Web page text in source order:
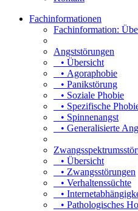
Fachinformationen
Fachinformation:
Angststörungen
• Übersicht
• Agoraphobie
• Panikstörung
• Soziale Phobie
• Spezifische
• Spinnenangst
• Generalisierte
• Übersicht
• Zwangsstörungen
• Verhaltenssüchte
•
• Pathologisches